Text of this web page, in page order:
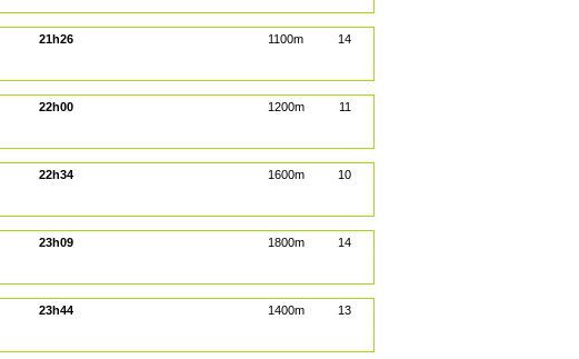
21h26 1100m 14
22h00 1200m 11
22h34 1600m 10
23h09 1800m 14
23h44 1400m 13